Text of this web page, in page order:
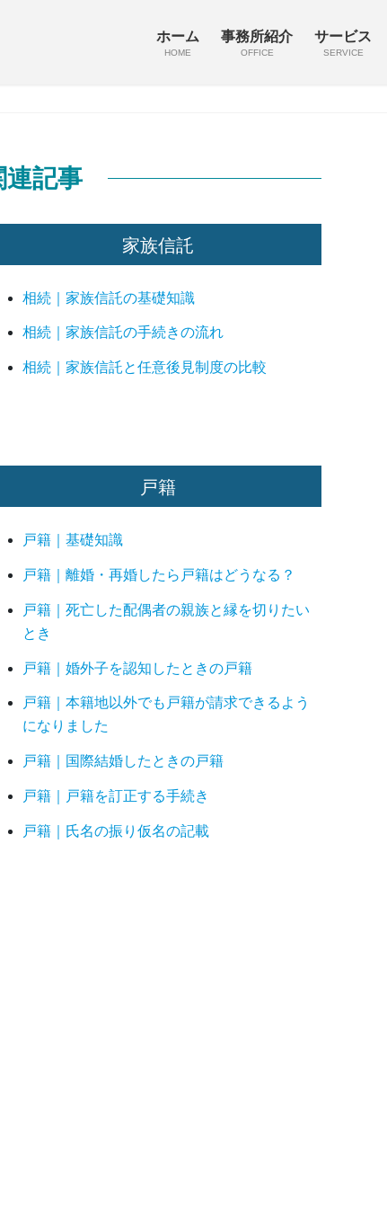
ホーム
HOME
事務所紹介
OFFICE
サービス
SERVICE
記事
家族信託
相続｜家族信託の基礎知識
相続｜家族信託の手続きの流れ
相続｜家族信託と任意後見制度の比較
戸籍
戸籍｜基礎知識
戸籍｜離婚・再婚したら戸籍はどうなる？
戸籍｜死亡した配偶者の親族と縁を切りたい
とき
戸籍｜婚外子を認知したときの戸籍
戸籍｜本籍地以外でも戸籍が請求できるよう
になりました
戸籍｜国際結婚したときの戸籍
戸籍｜戸籍を訂正する手続き
戸籍｜氏名の振り仮名の記載